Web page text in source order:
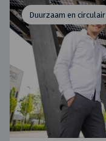
Duurzaam en circulair